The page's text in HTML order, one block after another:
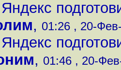
, 01:26 , 20-
, 01:46 , 20-